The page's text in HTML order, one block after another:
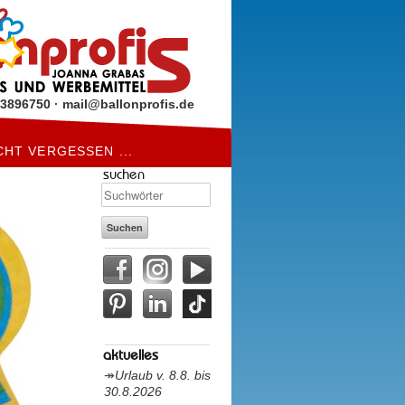
· mail@ballonprofis.de
VERGESSEN ...
suchen
aktuelles
Urlaub v. 8.8. bis
30.8.2026